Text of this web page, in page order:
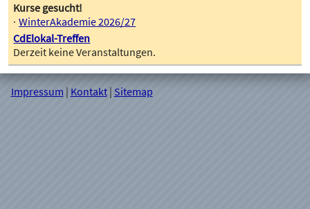
Kurse gesucht!
WinterAkademie 2026/27
CdElokal-Treffen
Derzeit keine Veranstaltungen.
Impressum | Kontakt| Sitemap